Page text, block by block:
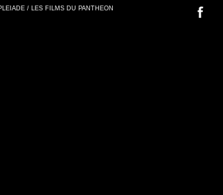
/ LES FILMS DU PANTHEON